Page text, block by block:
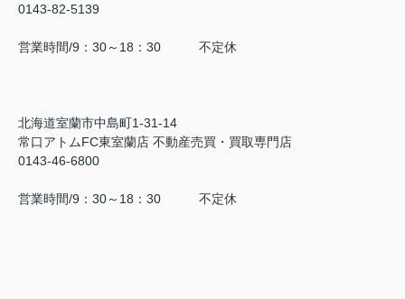
0143-82-5139
営業時間/9：30～18：30 不定休
北海道室蘭市中島町1-31-14
常口アトムFC東室蘭店 不動産売買・買取専門店
0143-46-6800
営業時間/9：30～18：30 不定休